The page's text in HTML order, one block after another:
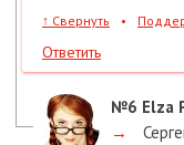
↑ Свернуть •
Ответить
№6 Elza
→